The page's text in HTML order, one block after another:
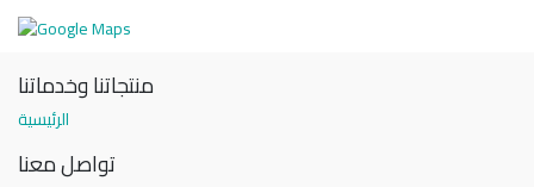
منتجاتنا وخدماتنا
الرئيسية
تواصل معنا